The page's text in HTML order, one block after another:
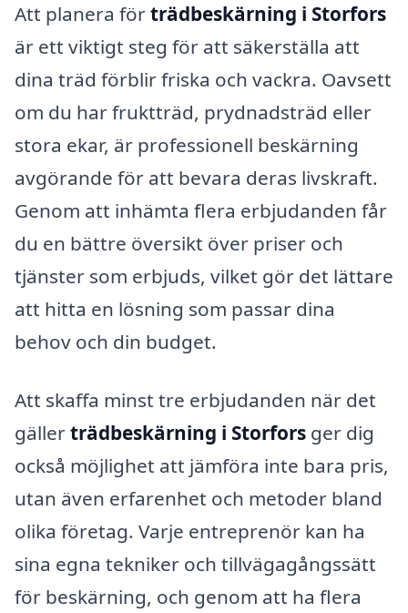
Att planera förträdbeskärning i Storfors
är ett viktigt steg för att säkerställa att
dina träd förblir friska och vackra. Oavsett
om du har fruktträd, prydnadsträd eller
stora ekar, är professionell beskärning
avgörande för att bevara deras livskraft.
Genom att inhämta flera erbjudanden får
du en bättre översikt över priser och
tjänster som erbjuds, vilket gör det lättare
att hitta en lösning som passar dina
behov och din budget.
Att skaffa minst tre erbjudanden när det
gällerträdbeskärning i Storfors ger dig
också möjlighet att jämföra inte bara pris,
utan även erfarenhet och metoder bland
olika företag. Varje entreprenör kan ha
sina egna tekniker och tillvägagångssätt
för beskärning, och genom att ha flera